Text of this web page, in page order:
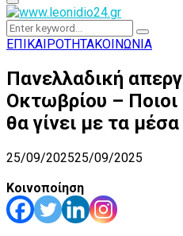
Primary
Menu
Search
for:
Search
ΕΠΙΚΑΙΡΟΤΗΤΑΚΟΙΝΩΝΙΑ
Πανελλαδική
Οκτωβρίου –
θα γίνει με τα
25/09/202525/09/2025
Κοινοποίηση